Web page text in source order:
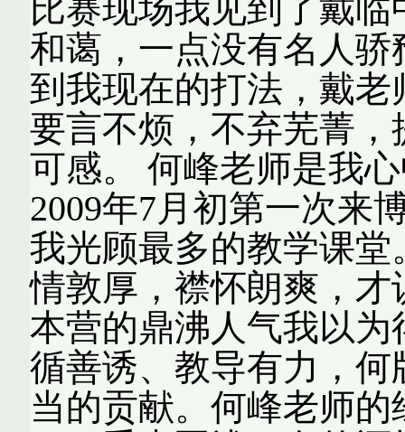
比赛现场我见到了戴
和蔼，一点没有名人
到我现在的打法，戴
要言不烦，不弃芜菁
可感。 何峰老师是我
2009年7月初第一次来
我光顾最多的教学课
情敦厚，襟怀朗爽，
本营的鼎沸人气我以
循善诱、教导有力，
当的贡献。何峰老师